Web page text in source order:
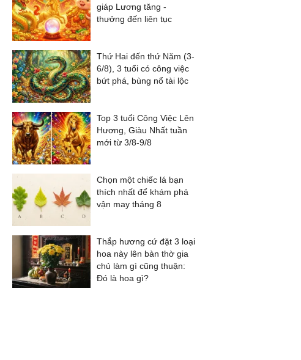
giáp Lương tăng -
thưởng đến liên tục
Thứ Hai đến thứ Năm (3-
6/8), 3 tuổi có công việc
bứt phá, bùng nổ tài lộc
Top 3 tuổi Công Việc Lên
Hương, Giàu Nhất tuần
mới từ 3/8-9/8
Chọn một chiếc lá bạn
thích nhất để khám phá
vận may tháng 8
Thắp hương cứ đặt 3 loại
hoa này lên bàn thờ gia
chủ làm gì cũng thuận:
Đó là hoa gì?